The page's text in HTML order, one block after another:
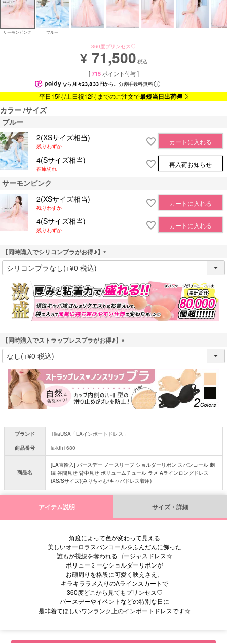
サーモンピンク ブルー
360度プリンセス♡
¥ 71,500 税込
[ 715 ポイント付与 ]
なら月々23,833円から。分割手数料無料
平日15時/土日祝12時までのご注文で最短当日出荷🚚💨
カラー サイズ
ブルー
2(XSサイズ相当)
残りわずか
カートに入れる
4(Sサイズ相当)
在庫切れ
再入荷お知らせ
サーモンピンク
2(XSサイズ相当)
残りわずか
カートに入れる
4(Sサイズ相当)
残りわずか
カートに入れる
【同時購入でシリコンブラがお得♪】
(
)
【同時購入でストラップレスブラがお得♪】
(
須
)
ブランド
TikaUSA「LAインポートドレス」
商品番号
la-ldh1680
商品名
[LA直輸入] バースデー ノースリーブ ショルダーリボン スパンコール 刺
繍 谷間見せ 背中見せ ボリュームチュール ラメ Aラインロングドレス
(XS/Sサイズ)(みりちゃむ/キャバドレス着用)
アイテム説明 サイズ・詳細
角度によって色が変わって見える
美しいオーロラスパンコールをふんだんに飾った
誰もが視線を奪われるゴージャスドレス☆
ボリューミーなショルダーリボンが
お顔周りを格段に可愛く映えさえ、
キラキララメ入りのAラインスカートで
360度どこから見てもプリンセス♡
バースデーやイベントなどの特別な日に
是非着てほしいワンランク上のインポートドレスです☆